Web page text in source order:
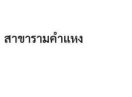
สาขารามคำแหง